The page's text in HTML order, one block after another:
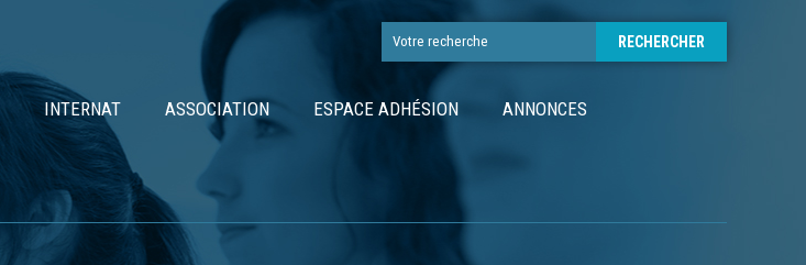
INTERNAT ASSOCIATION ESPACE ADHÉSION ANNONCES